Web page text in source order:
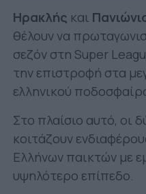
Ηρακλής και
θέλουν να
σεζόν στη Super
την επιστροφή στα
ελληνικού
Στο πλαίσιο αυτό, οι
κοιτάζουν
Ελλήνων παικτών με
υψηλότερο επίπεδο.